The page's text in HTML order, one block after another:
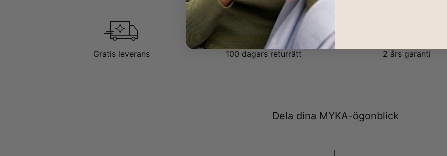
Gratis leverans 100 dagars returrätt 2 års garanti
Dela dina MYKA-ögonblick